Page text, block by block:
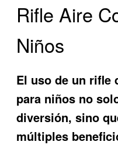
Rifle Aire
Niños
El uso de un rifle
para niños no
diversión, sino
múltiples